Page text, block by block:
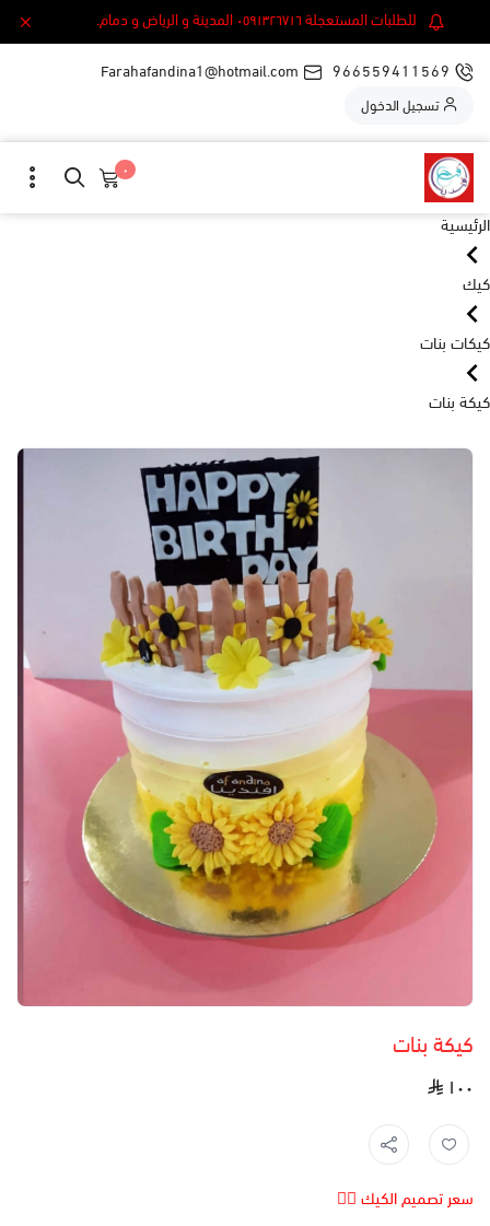
للطلبات المستعجلة ٠٥٩١٣٢٦٧١٦ المدينة و الرياض و دمام.
966559411569
Farahafandina1@hotmail.com
تسجيل الدخول
٠
الرئيسية
كيك
كيكات بنات
كيكة بنات
كيكة بنات
١٠٠
سعر تصميم الكيك 👆🏻